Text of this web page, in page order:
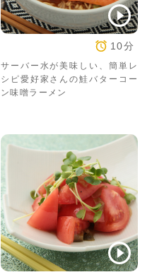
10分
サーバー水が美味しい、簡単レ
シピ愛好家さんの鮭バターコー
ン味噌ラーメン